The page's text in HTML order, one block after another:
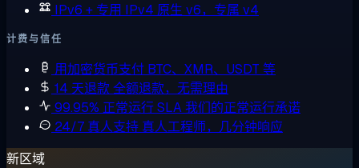
IPv6 + 专用 IPv4 原生 v6，专属 v4
计费与信任
用加密货币支付 BTC、XMR、USDT 等
14 天退款全额退款，无需理由
99.95% 正常运行 SLA我们的正常运行承诺
24/7 真人支持 真人工程师，几分钟响应
新区域